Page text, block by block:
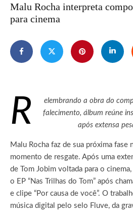
Malu Rocha interpreta
para cinema
R
elembrando a obra do
falecimento, álbum reúne
após extensa
Malu Rocha faz de sua próxima fase
momento de resgate. Após uma
de Tom Jobim voltada para o
o EP “Nas Trilhas do Tom” após
e clipe “Por causa de você”. O
música digital pelo selo Fluve, da